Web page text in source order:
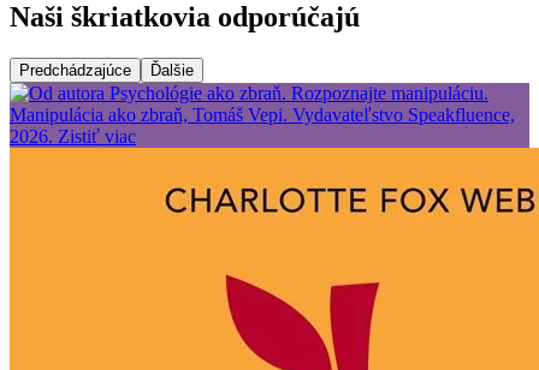
Naši škriatkovia odporúčajú
Predchádzajúce Ďalšie